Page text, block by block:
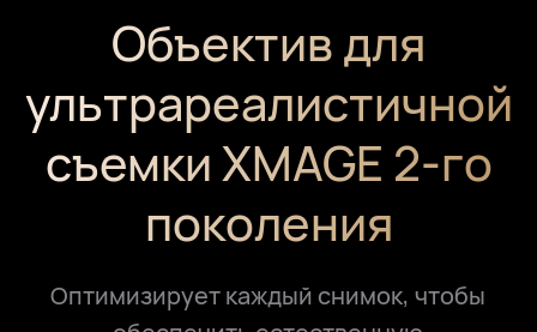
Объектив для
ультрареалистичной
съемки XMAGE 2-го
поколения
Оптимизирует каждый снимок, чтобы